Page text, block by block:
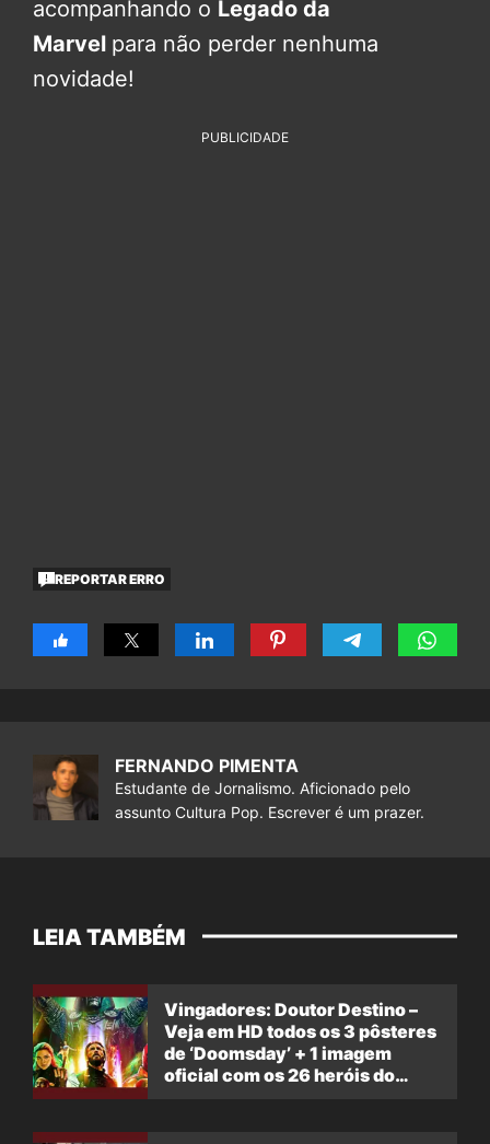
acompanhando o Legado da
Marvel para não perder nenhuma
novidade!
PUBLICIDADE
REPORTAR ERRO
FERNANDO PIMENTA
Estudante de Jornalismo. Aficionado pelo
assunto Cultura Pop. Escrever é um prazer.
LEIA TAMBÉM
Vingadores: Doutor Destino –
Veja em HD todos os 3 pôsteres
de ‘Doomsday’ + 1 imagem
oficial com os 26 heróis do